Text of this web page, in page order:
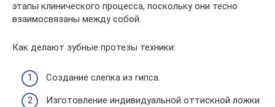
этапы клинического процесса, поскольку они тесно
взаимосвязаны между собой.
Как делают зубные протезы техники:
Создание слепка из гипса.
Изготовление индивидуальной оттискной ложки